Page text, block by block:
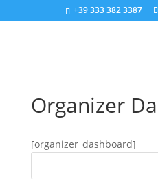
+39 333 382 3387
Organizer
[organizer_dashboard]